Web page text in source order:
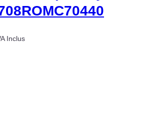
Inclus